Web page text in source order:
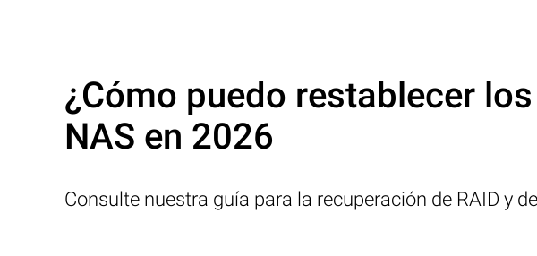
¿Cómo puedo restablecer
NAS en 2026
Consulte nuestra guía para la recuperación de RAID y